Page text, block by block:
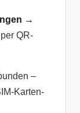
→
QR-
–
Karten-